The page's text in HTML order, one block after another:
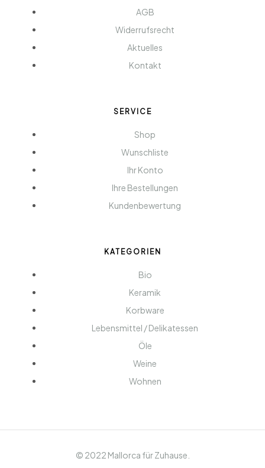
AGB
Widerrufsrecht
Aktuelles
Kontakt
SERVICE
Shop
Wunschliste
Ihr Konto
Ihre Bestellungen
Kundenbewertung
KATEGORIEN
Bio
Keramik
Korbware
Lebensmittel / Delikatessen
Öle
Weine
Wohnen
© 2022 Mallorca für Zuhause.